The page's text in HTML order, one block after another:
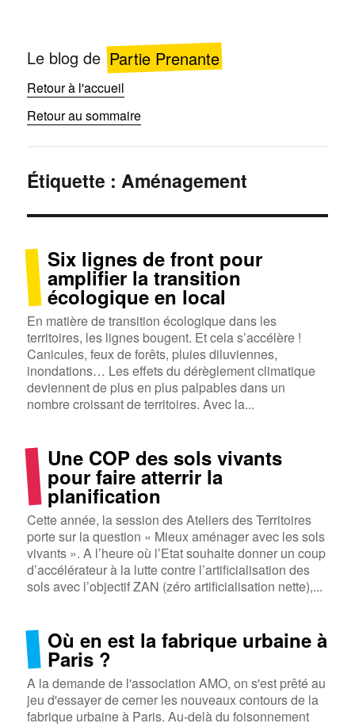
Le blog de Partie Prenante
Retour à l'accueil
Retour au sommaire
Étiquette :Aménagement
Six lignes de front pour
amplifier la transition
écologique en local
En matière de transition écologique dans les
territoires, les lignes bougent. Et cela s’accélère !
Canicules, feux de forêts, pluies diluviennes,
inondations… Les effets du dérèglement climatique
deviennent de plus en plus palpables dans un
nombre croissant de territoires. Avec la...
Une COP des sols vivants
pour faire atterrir la
planification
Cette année, la session des Ateliers des Territoires
porte sur la question « Mieux aménager avec les sols
vivants ». A l’heure où l’Etat souhaite donner un coup
d’accélérateur à la lutte contre l’artificialisation des
sols avec l’objectif ZAN (zéro artificialisation nette),...
Où en est la fabrique urbaine à
Paris ?
A la demande de l'association AMO, on s'est prêté au
jeu d'essayer de cerner les nouveaux contours de la
fabrique urbaine à Paris. Au-delà du foisonnement